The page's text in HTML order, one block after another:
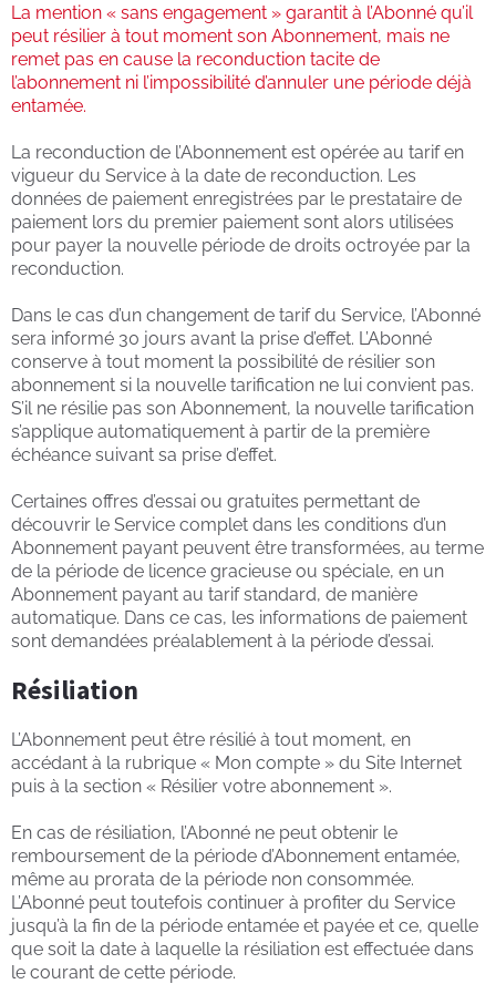
La mention « sans engagement » garantit à l’Abonné qu’il
peut résilier à tout moment son Abonnement, mais ne
remet pas en cause la reconduction tacite de
l’abonnement ni l’impossibilité d’annuler une période déjà
entamée.
La reconduction de l’Abonnement est opérée au tarif en
vigueur du Service à la date de reconduction. Les
données de paiement enregistrées par le prestataire de
paiement lors du premier paiement sont alors utilisées
pour payer la nouvelle période de droits octroyée par la
reconduction.
Dans le cas d’un changement de tarif du Service, l’Abonné
sera informé 30 jours avant la prise d’effet. L’Abonné
conserve à tout moment la possibilité de résilier son
abonnement si la nouvelle tarification ne lui convient pas.
S’il ne résilie pas son Abonnement, la nouvelle tarification
s’applique automatiquement à partir de la première
échéance suivant sa prise d’effet.
Certaines offres d’essai ou gratuites permettant de
découvrir le Service complet dans les conditions d’un
Abonnement payant peuvent être transformées, au terme
de la période de licence gracieuse ou spéciale, en un
Abonnement payant au tarif standard, de manière
automatique. Dans ce cas, les informations de paiement
sont demandées préalablement à la période d’essai.
Résiliation
L’Abonnement peut être résilié à tout moment, en
accédant à la rubrique « Mon compte » du Site Internet
puis à la section « Résilier votre abonnement ».
En cas de résiliation, l’Abonné ne peut obtenir le
remboursement de la période d’Abonnement entamée,
même au prorata de la période non consommée.
L’Abonné peut toutefois continuer à profiter du Service
jusqu’à la fin de la période entamée et payée et ce, quelle
que soit la date à laquelle la résiliation est effectuée dans
le courant de cette période.